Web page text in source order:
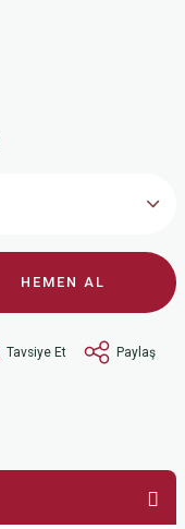
HEMEN AL
Tavsiye Et Paylaş